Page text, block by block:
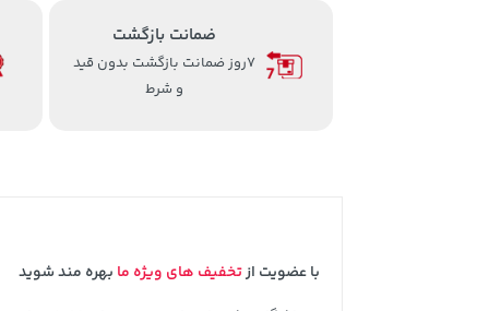
ضمانت بازگشت
7روز ضمانت بازگشت بدون قید
و شرط
با عضویت ازتخفیف های ویژه ما بهره مند شوید